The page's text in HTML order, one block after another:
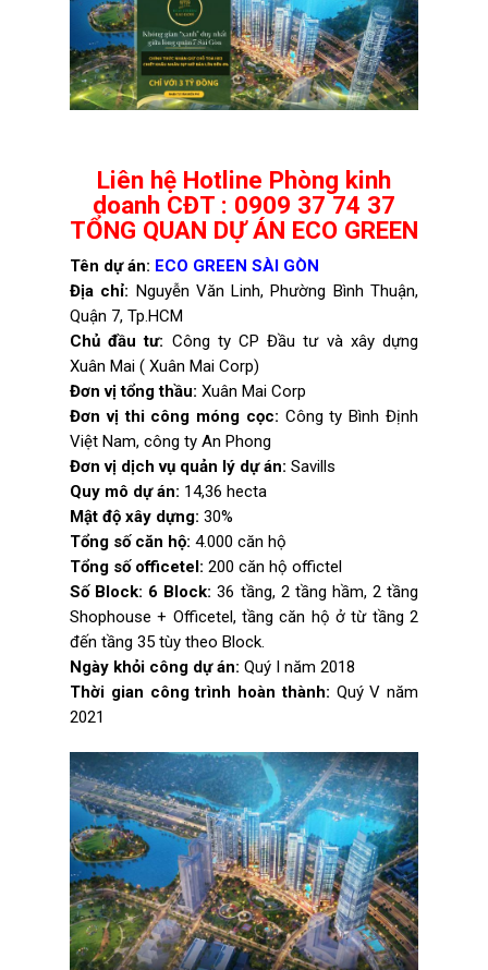
Liên hệ Hotline Phòng kinh
doanh CĐT : 0909 37 74 37
TỔNG QUAN DỰ ÁN ECO GREEN
Tên dự án: ECO GREEN SÀI GÒN
Địa chỉ: Nguyễn Văn Linh, Phường Bình Thuận,
Quận 7, Tp.HCM
Chủ đầu tư: Công ty CP Đầu tư và xây dựng
Xuân Mai ( Xuân Mai Corp)
Đơn vị tổng thầu: Xuân Mai Corp
Đơn vị thi công móng cọc: Công ty Bình Định
Việt Nam, công ty An Phong
Đơn vị dịch vụ quản lý dự án: Savills
Quy mô dự án: 14,36 hecta
Mật độ xây dựng: 30%
Tổng số căn hộ: 4.000 căn hộ
Tổng số officetel: 200 căn hộ offictel
Số Block: 6 Block: 36 tầng, 2 tầng hầm, 2 tầng
Shophouse + Officetel, tầng căn hộ ở từ tầng 2
đến tầng 35 tùy theo Block.
Ngày khỏi công dự án: Quý I năm 2018
Thời gian công trình hoàn thành: Quý V năm
2021